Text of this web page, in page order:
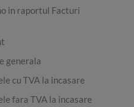
in raportul Facturi
generala
cu TVA la incasare
fara TVA la incasare